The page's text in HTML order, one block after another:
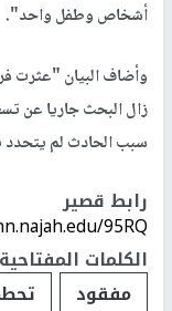
أشخاص وطفل واحد".
وأضاف البيان "عثرت
زال البحث جاريا عن
سبب الحادث لم يتحدد
رابط قصير
95RQ/
الكلمات المفتاحية
مفقود